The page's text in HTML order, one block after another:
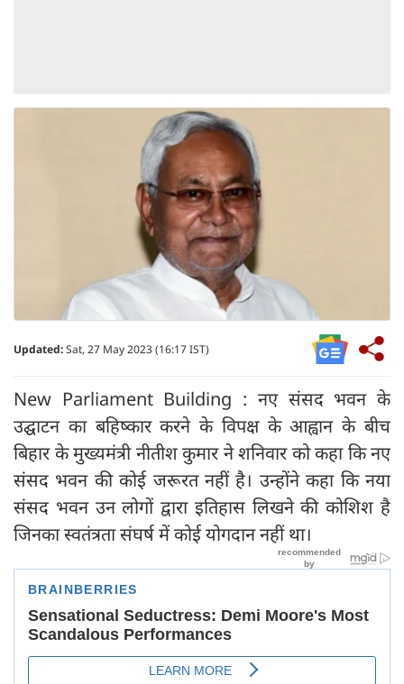
Updated:Sat, 27 May 2023 (16:17 IST)
New Parliament Building : नए संसद भवन के
उद्घाटन का बहिष्कार करने के विपक्ष के आह्वान के बीच
बिहार के मुख्यमंत्री नीतीश कुमार ने शनिवार को कहा कि नए
संसद भवन की कोई जरूरत नहीं है। उन्होंने कहा कि नया
संसद भवन उन लोगों द्वारा इतिहास लिखने की कोशिश है
जिनका स्वतंत्रता संघर्ष में कोई योगदान नहीं था।